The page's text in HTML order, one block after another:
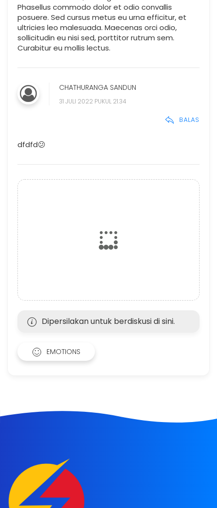
Phasellus commodo dolor et odio convallis
posuere. Sed cursus metus eu urna efficitur, et
ultricies leo malesuada. Maecenas orci odio,
sollicitudin eu nisi sed, porttitor rutrum sem.
Curabitur eu mollis lectus.
CHATHURANGA SANDUN
31 JULI 2022 PUKUL 21.34
BALAS
dfdfd😕
Dipersilakan untuk berdiskusi di sini.
EMOTIONS